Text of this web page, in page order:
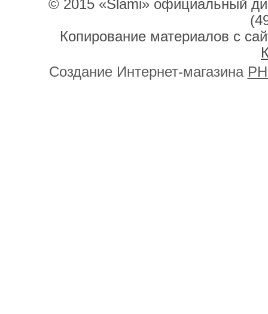
© 2015 «Slami» официальный
Копирование материалов с
Создание Интернет-магазина